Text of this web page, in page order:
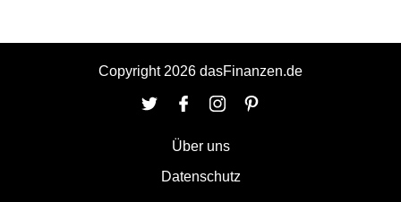
Copyright 2026 dasFinanzen.de
Über uns
Datenschutz